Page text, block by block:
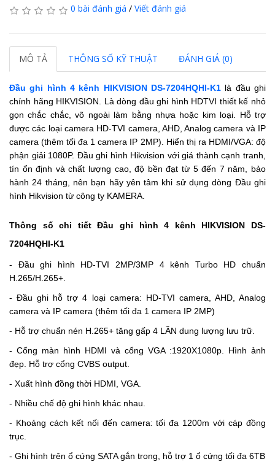
0 bài đánh giá / Viết đánh giá
MÔ TẢ THÔNG SỐ KỸ THUẬT ĐÁNH GIÁ (0)
Đầu ghi hình 4 kênh HIKVISION DS-7204HQHI-K1 là đầu ghi
chính hãng HIKVISION. Là dòng đầu ghi hình HDTVI thiết kế nhỏ
gọn chắc chắc, võ ngoài làm bằng nhựa hoặc kim loại. Hỗ trợ
được các loại camera HD-TVI camera, AHD, Analog camera và IP
camera (thêm tối đa 1 camera IP 2MP). Hiển thị ra HDMI/VGA: độ
phận giải 1080P. Đầu ghi hình Hikvision với giá thành cạnh tranh,
tín ổn định và chất lượng cao, độ bền đạt từ 5 đến 7 năm, bảo
hành 24 tháng, nên bạn hãy yên tâm khi sử dụng dòng Đầu ghi
hình Hikvision từ công ty KAMERA.
Thông số chi tiết Đầu ghi hình 4 kênh HIKVISION DS-
7204HQHI-K1
- Đầu ghi hình HD-TVI 2MP/3MP 4 kênh Turbo HD chuẩn
H.265/H.265+.
- Đầu ghi hỗ trợ 4 loại camera: HD-TVI camera, AHD, Analog
camera và IP camera (thêm tối đa 1 camera IP 2MP)
- Hỗ trợ chuẩn nén H.265+ tăng gấp 4 LẦN dung lượng lưu trữ.
- Cổng màn hình HDMI và cổng VGA :1920X1080p. Hình ảnh
đẹp. Hỗ trợ cổng CVBS output.
- Xuất hình đồng thời HDMI, VGA.
- Nhiều chế độ ghi hình khác nhau.
- Khoảng cách kết nối đến camera: tối đa 1200m với cáp đồng
trục.
- Ghi hình trên ổ cứng SATA gắn trong, hỗ trợ 1 ổ cứng tối đa 6TB